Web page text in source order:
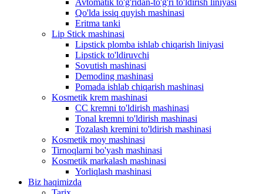
Avtomatik to'g'ridan-to'g'ri to'ldirish liniyasi
Qo'lda issiq quyish mashinasi
Eritma tanki
Lip Stick mashinasi
Lipstick plomba ishlab chiqarish liniyasi
Lipstick to'ldiruvchi
Sovutish mashinasi
Demoding mashinasi
Pomada ishlab chiqarish mashinasi
Kosmetik krem ​​mashinasi
CC kremni to'ldirish mashinasi
Tonal kremni to'ldirish mashinasi
Tozalash kremini to'ldirish mashinasi
Kosmetik moy mashinasi
Tirnoqlarni bo'yash mashinasi
Kosmetik markalash mashinasi
Yorliqlash mashinasi
Biz haqimizda